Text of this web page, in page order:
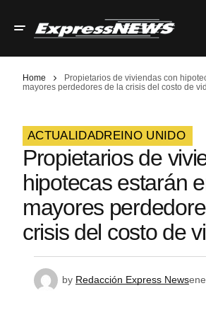
Home
Propietarios de viviendas con
mayores perdedores de la crisis del costo de
ACTUALIDADREINO UNIDO
Propietarios de
hipotecas estarán
mayores
crisis del costo de
by Redacción Express News